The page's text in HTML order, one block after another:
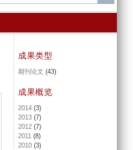
成果类型
期刊论文 (43)
成果概览
2014 (3)
2013 (7)
2012 (7)
2011 (8)
2010 (3)